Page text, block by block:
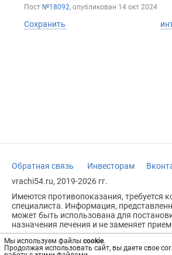
Мы используем файлы cookie.
Продолжая использовать сайт, вы даете свое
Пост №18092, опубликован 14 окт 2024
Сохранить
Обратная связь Инвесторам
vrachi54.ru, 2019-2026 гг.
Имеются противопоказания, требуется
специалиста. Информация,
может быть использована для
назначения лечения и не заменяет
Возрастное ограничение: 18+